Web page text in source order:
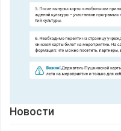
Новости